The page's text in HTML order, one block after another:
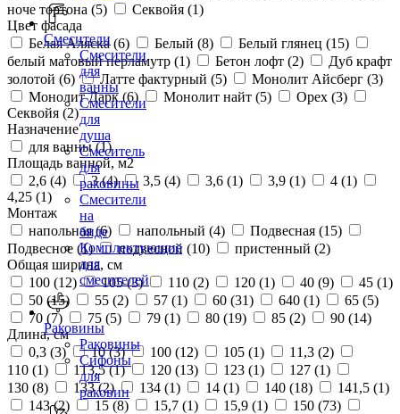
Смесители
Смесители
для
ванны
Смесители
для
душа
Смеситель
для
раковины
Смесители
на
биде
Комплектующие
для
смесителей
Раковины
Раковины
Сифоны
для
раковин
ноче тортона (5) Секвойя (1)
Цвет фасада
Белая Аляска (6) Белый (8) Белый глянец (15)
белый матовый перламутр (1) Бетон лофт (2)
Дуб крафт
золотой (6) Латте фактурный (5) Монолит Айсберг (3)
Монолит Дарк (6) Монолит найт (5) Орех (3)
Секвойя (2)
Назначение
для ванны (1)
Площадь ванной, м2
2,6 (4) 3 (4) 3,5 (4) 3,6 (1) 3,9 (1) 4 (1)
4,25 (1)
Монтаж
напольная (6) напольный (4) Подвесная (15)
Подвесное (1) подвесной (10) пристенный (2)
Общая ширина, см
100 (12) 105 (3) 110 (2) 120 (1) 40 (9) 45 (1)
50 (15) 55 (2) 57 (1) 60 (31) 640 (1) 65 (5)
70 (7) 75 (5) 79 (1) 80 (19) 85 (2) 90 (14)
Длина, см
0,3 (3) 10 (3) 100 (12) 105 (1) 11,3 (2)
110 (1) 113,5 (1) 120 (13) 123 (1) 127 (1)
130 (8) 133 (2) 134 (1) 14 (1) 140 (18) 141,5 (1)
143 (2) 15 (8) 15,7 (1) 15,9 (1) 150 (73)